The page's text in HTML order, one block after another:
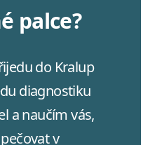
palce?
do Kralup
diagnostiku
a naučím vás,
v